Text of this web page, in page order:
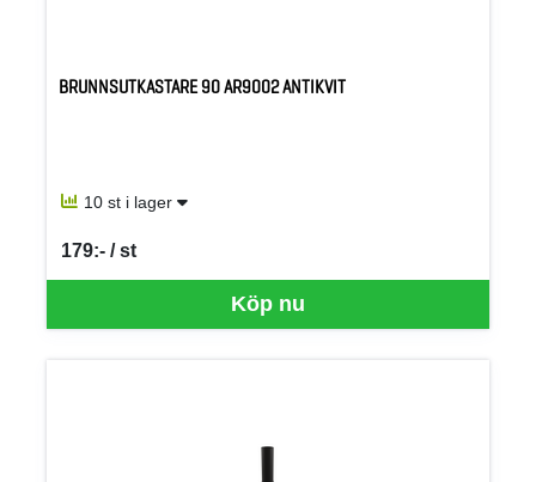
BRUNNSUTKASTARE 90 AR9002 ANTIKVIT
10 st i lager
Köp nu
179:- / st
SEK per ST